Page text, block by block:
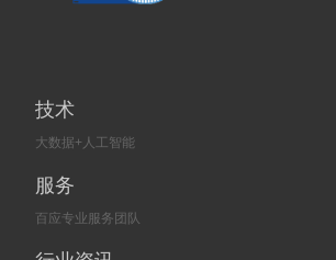
技术
大数据+人工智能
服务
百应专业服务团队